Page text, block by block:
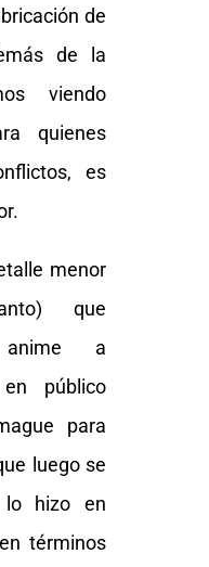
de
de la
viendo
quienes
es
menor
que
a
en público
para
luego se
lo hizo en
términos